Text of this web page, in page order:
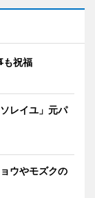
祝福
レイユ」元パ
ウやモズクの